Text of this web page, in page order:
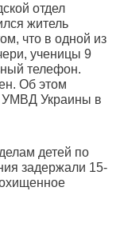
отдел
житель
что в одной из
ученицы 9
телефон.
Об этом
УМВД Украины в
детей по
задержали 15-